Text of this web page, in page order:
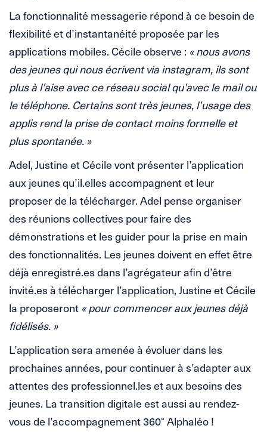
La fonctionnalité messagerie répond à ce besoin de
flexibilité et d’instantanéité proposée par les
applications mobiles. Cécile observe : « nous avons
des jeunes qui nous écrivent via instagram, ils sont
plus à l’aise avec ce réseau social qu’avec le mail ou
le téléphone. Certains sont très jeunes, l’usage des
applis rend la prise de contact moins formelle et
plus spontanée. »
Adel, Justine et Cécile vont présenter l’application
aux jeunes qu’il.elles accompagnent et leur
proposer de la télécharger. Adel pense organiser
des réunions collectives pour faire des
démonstrations et les guider pour la prise en main
des fonctionnalités. Les jeunes doivent en effet être
déjà enregistré.es dans l’agrégateur afin d’être
invité.es à télécharger l’application, Justine et Cécile
la proposeront « pour commencer aux jeunes déjà
fidélisés. »
L’application sera amenée à évoluer dans les
prochaines années, pour continuer à s’adapter aux
attentes des professionnel.les et aux besoins des
jeunes. La transition digitale est aussi au rendez-
vous de l’accompagnement 360° Alphaléo !